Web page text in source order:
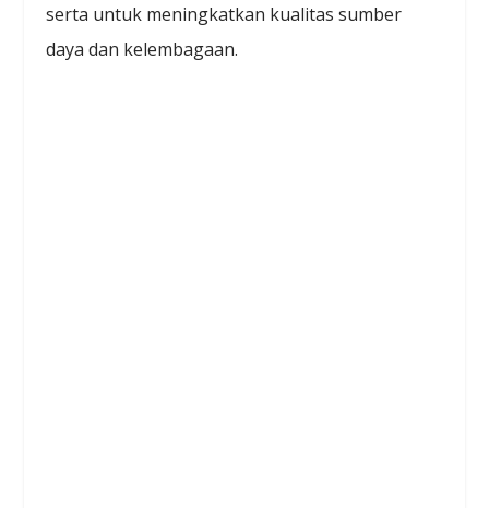
serta untuk meningkatkan kualitas sumber
daya dan kelembagaan.